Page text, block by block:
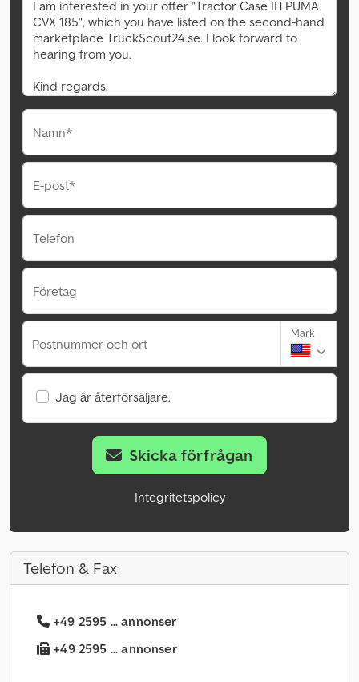
Namn*
E-post*
Telefon
Företag
Postnummer och ort
Mark
Jag är återförsäljare.
Skicka förfrågan
Integritetspolicy
Telefon & Fax
+49 2595 ... annonser
+49 2595 ... annonser